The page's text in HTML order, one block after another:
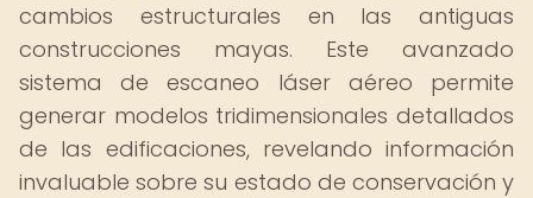
cambios estructurales en las antiguas
construcciones mayas. Este avanzado
sistema de escaneo láser aéreo permite
generar modelos tridimensionales detallados
de las edificaciones, revelando información
invaluable sobre su estado de conservación y